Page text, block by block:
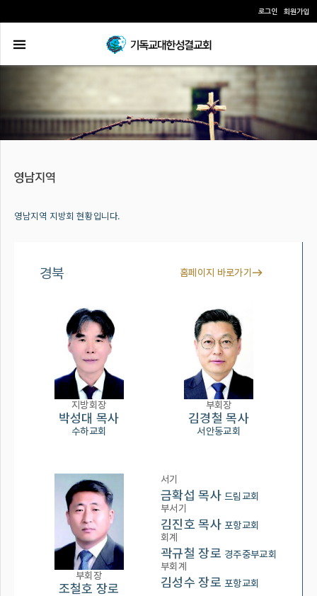
로그인 회원가입
영남지역 지방회 현황입니다.
경북 홈페이지 바로가기
지방회장
박성대 목사
수하교회
부회장
김경철 목사
서안동교회
부회장
조철호 장로
서기
금확섭 목사 드림교회
부서기
김진호 목사 포항교회
회계
곽규철 장로 경주중부교회
부회계
김성수 장로 포항교회